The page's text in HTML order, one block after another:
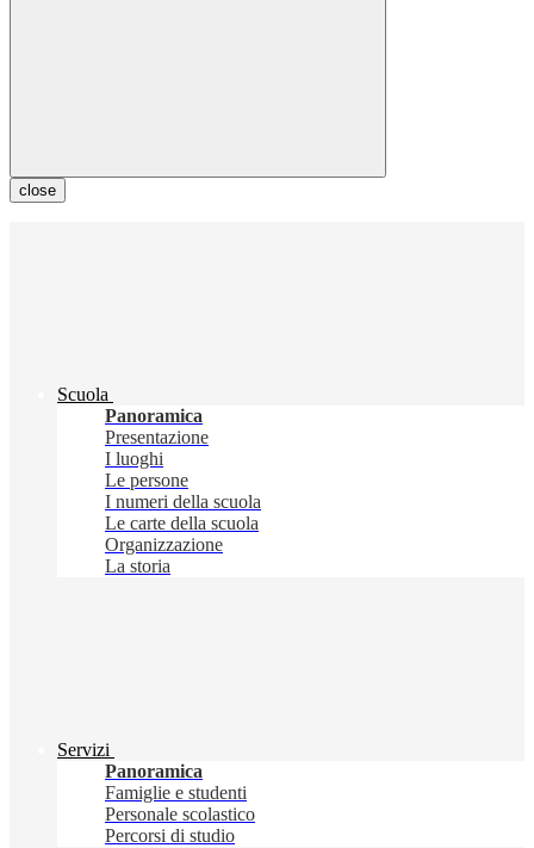
close
Scuola
Panoramica
Presentazione
I luoghi
Le persone
I numeri della scuola
Le carte della scuola
Organizzazione
La storia
Servizi
Panoramica
Famiglie e studenti
Personale scolastico
Percorsi di studio